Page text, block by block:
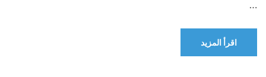
…
اقرأ المزيد